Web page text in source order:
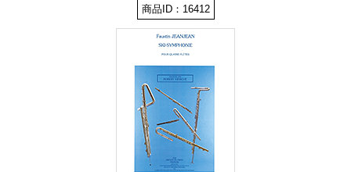
商品ID：16412